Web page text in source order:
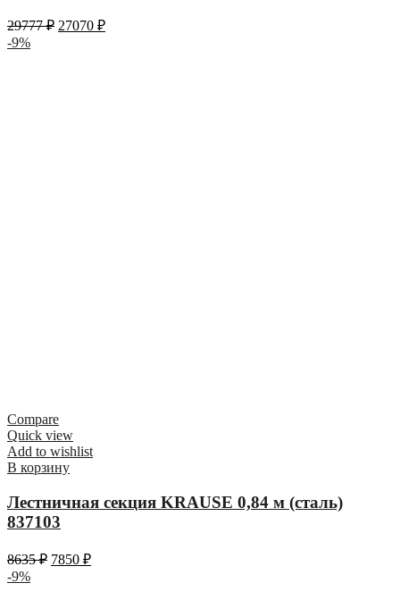
29777₽ 27070 ₽
-9%
Compare
Quick view
Add to wishlist
В корзину
Лестничная секция KRAUSE 0,84 м (сталь)
837103
8635₽ 7850 ₽
-9%